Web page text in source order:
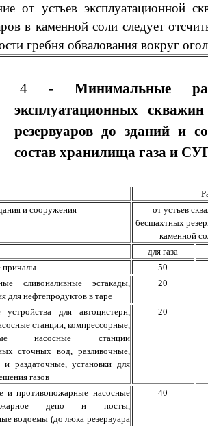
от устьев эксплуатационной
в каменной соли следует
гребня обвалования вокруг
4 - Минимальные
эксплуатационных
резервуаров до зданий и
состав хранилища газа и
и сооружения
от устьев
бесшахтных
каменной
для газа
причалы
50
сливоналивные эстакады,
для нефтепродуктов в таре
20
устройства для автоцистерн,
станции, компрессорные,
насосные станции
сточных вод, разливочные,
и раздаточные, установки для
газов
20
и противопожарные насосные
депо и посты,
водоемы (до люка резервуара
40